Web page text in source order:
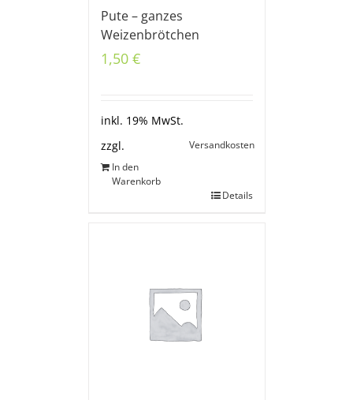
Pute – ganzes
Weizenbrötchen
1,50 €
inkl. 19% MwSt.
zzgl.
Versandkosten
In den
Warenkorb
Details